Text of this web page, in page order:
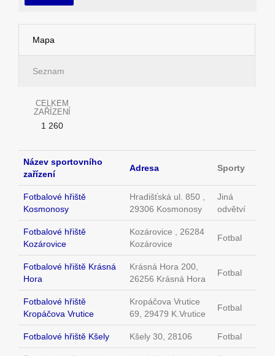
Mapa
Seznam
CELKEM
ZAŘÍZENÍ
1 260
Název sportovního
zařízení
Adresa Sporty
Fotbalové hřiště
Kosmonosy
Hradišťská ul. 850 ,
29306 Kosmonosy
Jiná
odvětví
Fotbalové hřiště
Kozárovice
Kozárovice , 26284
Kozárovice
Fotbal
Fotbalové hřiště Krásná
Hora
Krásná Hora 200,
26256 Krásná Hora
Fotbal
Fotbalové hřiště
Kropáčova Vrutice
Kropáčova Vrutice
69, 29479 K.Vrutice
Fotbal
Fotbalové hřiště Kšely Kšely 30, 28106 Fotbal